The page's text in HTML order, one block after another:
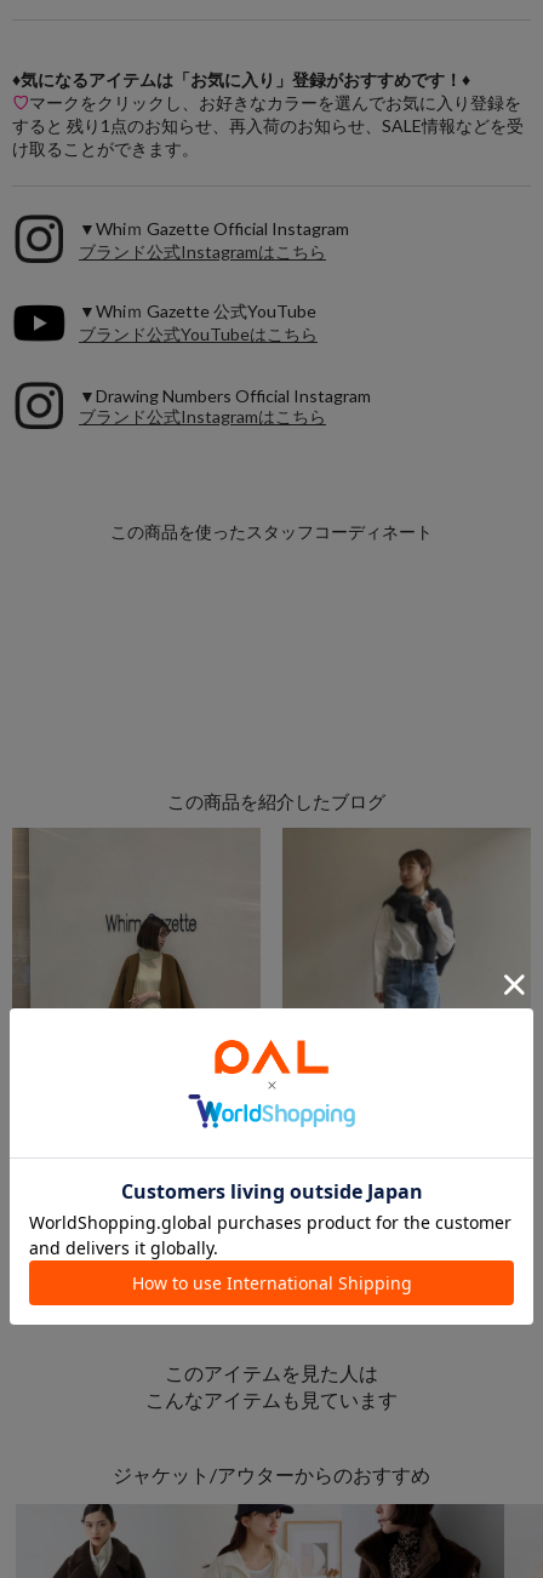
♦気になるアイテムは「お気に入り」登録がおすすめです！♦
♡マークをクリックし、お好きなカラーを選んでお気に入り登録を
すると 残り1点のお知らせ、再入荷のお知らせ、SALE情報などを受
け取ることができます。
▼Whiｍ Gazette Official Instagram
ブランド公式Instagramはこちら
▼Whiｍ Gazette 公式YouTube
ブランド公式YouTubeはこちら
▼Drawing Numbers Official Instagram
ブランド公式Instagramはこちら
この商品を紹介したブログ
2021.12.04
名古屋店
Whim Gazette
2021.11.25
玉川高島屋S・C店
このアイテムを見た人は
こんなアイテムも見ています
ジャケット/アウターからのおすすめ